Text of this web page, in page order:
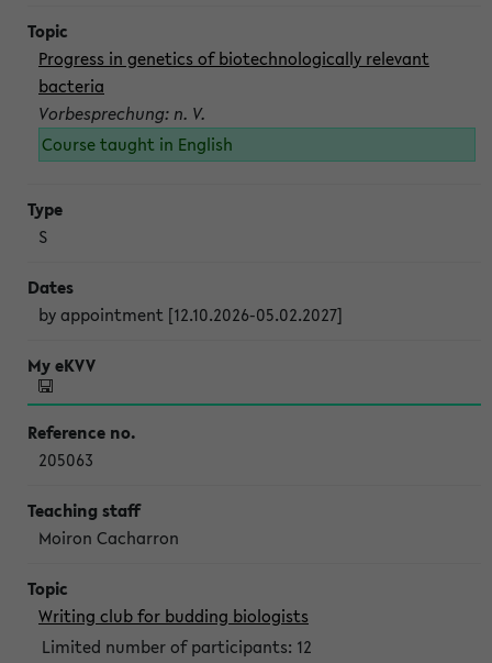
Progress in genetics of biotechnologically relevant
bacteria
Vorbesprechung: n. V.
Course taught in English
S
by appointment [12.10.2026-05.02.2027]
205063
Moiron Cacharron
Writing club for budding biologists
Limited number of participants: 12